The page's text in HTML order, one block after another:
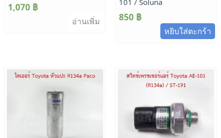
1,070 ฿
อ่านเพิ่ม 850 ฿
หยิบใส่ตะกร้า